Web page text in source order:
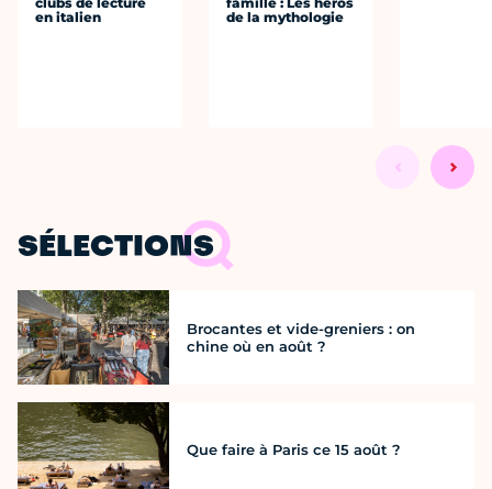
en italien
de la mythologie
SÉLECTIONS
Brocantes et vide-greniers : on
chine où en août ?
Que faire à Paris ce 15 août ?